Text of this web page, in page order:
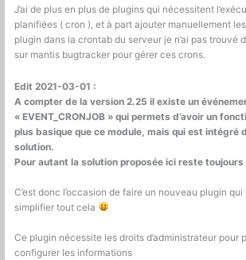
J’ai de plus en plus de plugins qui nécessitent
planifiées ( cron ), et à part ajouter manuellement
plugin dans la crontab du serveur je n’ai pas trouvé
sur mantis bugtracker pour gérer ces crons.
Edit 2021-03-01 :
A compter de la version 2.25 il existe un
« EVENT_CRONJOB » qui permets d’avoir un
plus basique que ce module, mais qui est intégré
solution.
Pour autant la solution proposée ici reste
C’est donc l’occasion de faire un nouveau plugin
simplifier tout cela
Ce plugin nécessite les droits d’administrateur pour
configurer les informations